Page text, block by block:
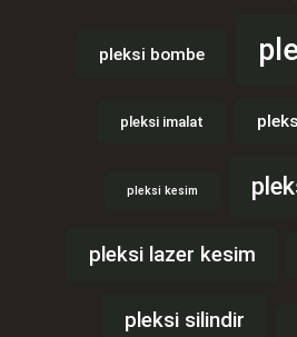
pleksi bombe
pleksi imalat
pleksi kesim
pleksi lazer kesim
pleksi silindir